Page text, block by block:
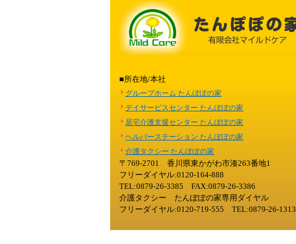
■所在地/本社
グループホーム たんぽぽの家
デイサービスセンター たんぽぽの家
居宅介護支援センター たんぽぽの家
ヘルパーステーション たんぽぽの家
介護タクシー たんぽぽの家
〒769-2701 香川県東かがわ市湊263番地1
フリーダイヤル:0120-164-888
TEL:0879-26-3385 FAX:0879-26-3386
介護タクシー たんぽぽの家専用ダイヤル
フリーダイヤル:0120-719-555 TEL:0879-26-1313